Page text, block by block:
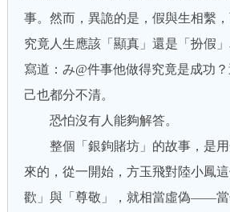
事。然而，異詭的是，假與生相繫，
究竟人生應該「顯真」還是「扮假
寫道：み@件事他做得究竟是成功
己也都分不清。
恐怕沒有人能夠解答。
整個「銀鉤賭坊」的故事，是用
來的，從一開始，方玉飛對陸小鳳
歡」與「尊敬」，就相當虛偽——當